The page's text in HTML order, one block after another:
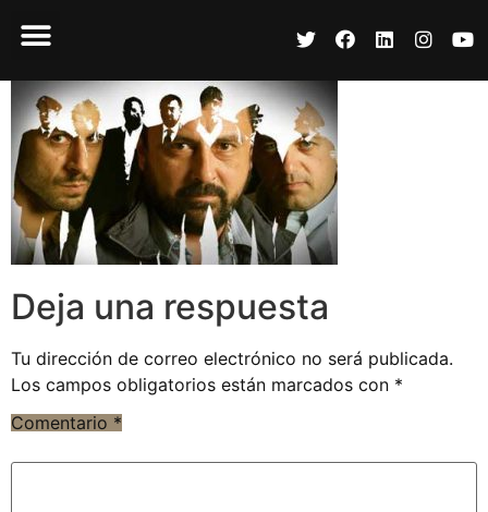
Deja una respuesta
Tu dirección de correo electrónico no será publicada.
Los campos obligatorios están marcados con *
Comentario *